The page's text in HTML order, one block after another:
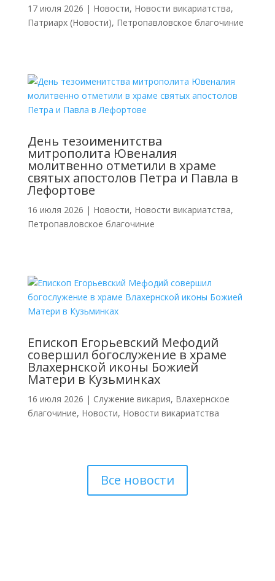
17 июля 2026 | Новости, Новости викариатства,
Патриарх (Новости), Петропавловское благочиние
День тезоименитства
митрополита Ювеналия
молитвенно отметили в храме
святых апостолов Петра и Павла в
Лефортове
16 июля 2026 | Новости, Новости викариатства,
Петропавловское благочиние
Епископ Егорьевский Мефодий
совершил богослужение в храме
Влахернской иконы Божией
Матери в Кузьминках
16 июля 2026 | Cлужение викария, Влахернское
благочиние, Новости, Новости викариатства
Все новости